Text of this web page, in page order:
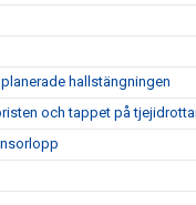
hallstängningen
och tappet på